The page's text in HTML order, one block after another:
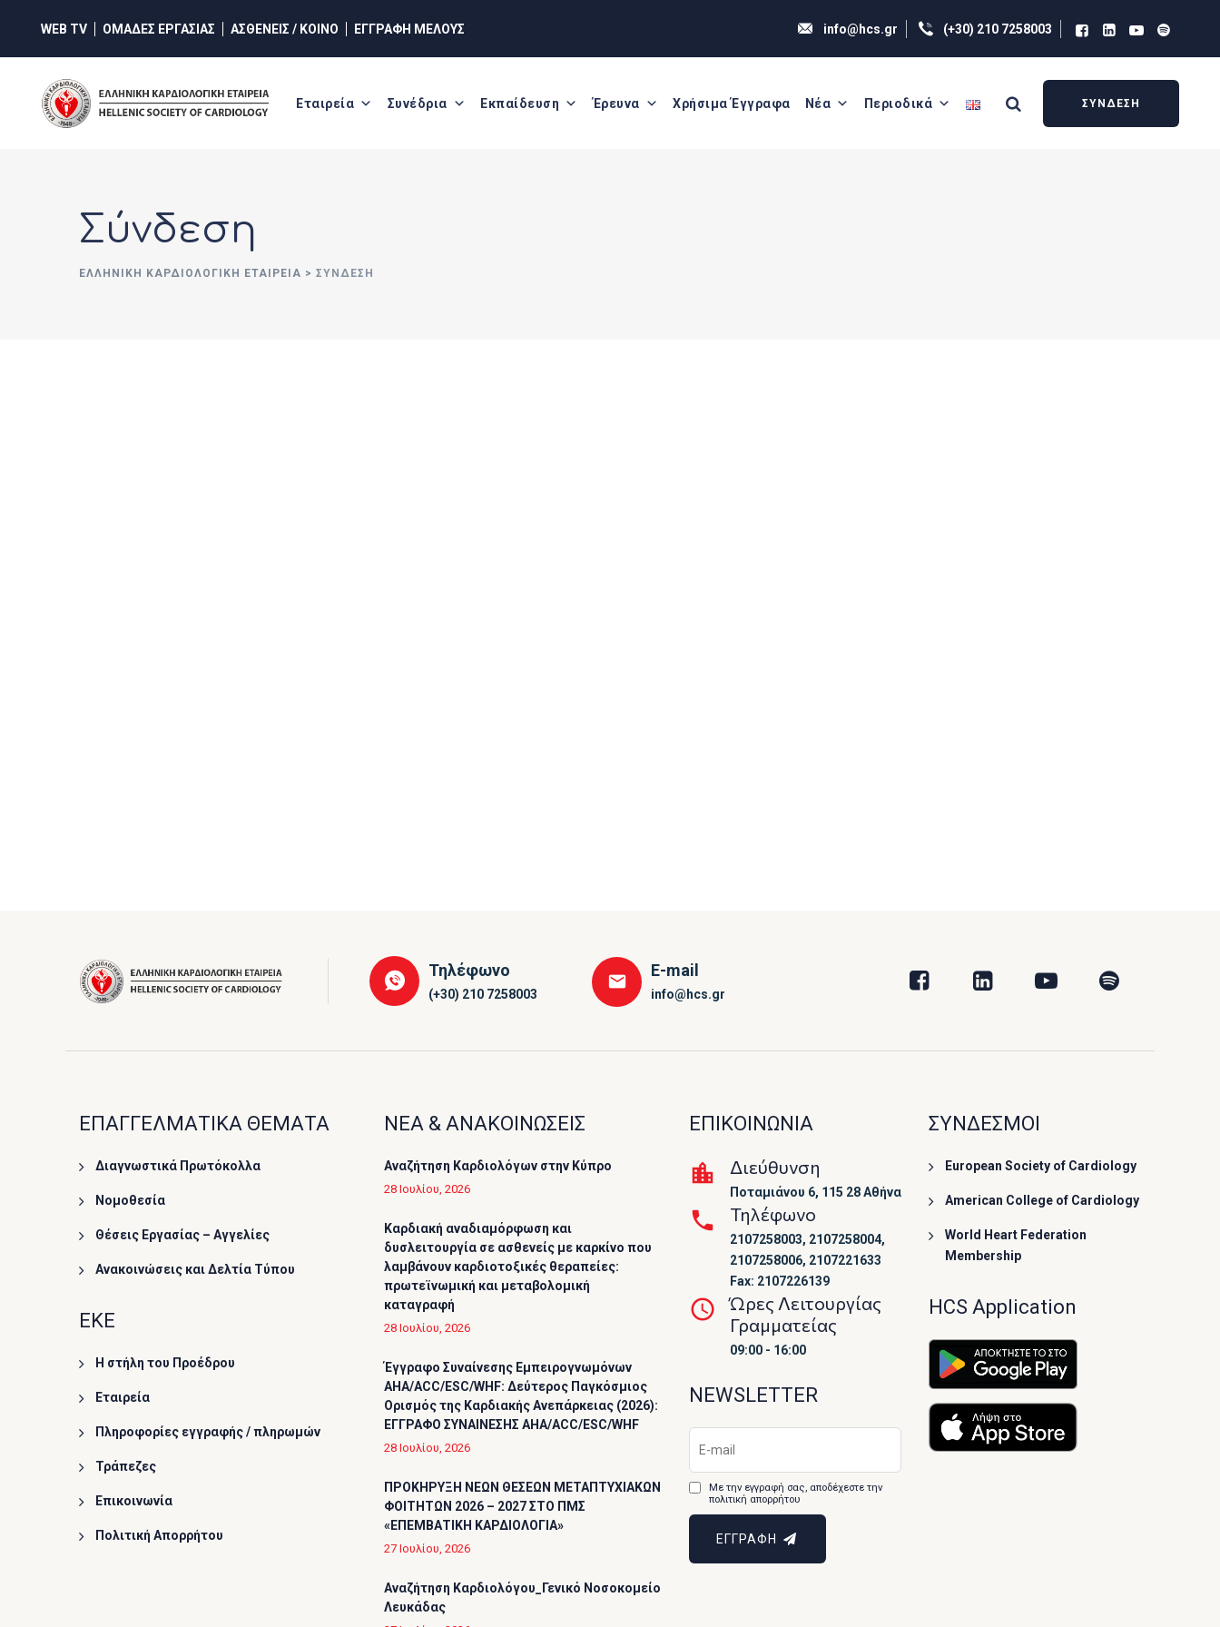
content
WEB TV ΟΜΑΔΕΣ ΕΡΓΑΣΙΑΣ ΑΣΘΕΝΕΙΣ / ΚΟΙΝΟ ΕΓΓΡΑΦΗ ΜΕΛΟΥΣ info@hcs.gr (+30) 210 7258003
Εταιρεία Συνέδρια Εκπαίδευση Έρευνα Χρήσιμα Έγγραφα Νέα Περιοδικά ΣΥΝΔΕΣΗ
Σύνδεση
ΕΛΛΗΝΙΚΉ ΚΑΡΔΙΟΛΟΓΙΚΉ ΕΤΑΙΡΕΊΑ > ΣΎΝΔΕΣΗ
Τηλέφωνο
(+30) 210 7258003
E-mail
info@hcs.gr
ΕΠΑΓΓΕΛΜΑΤΙΚΑ ΘΕΜΑΤΑ
Διαγνωστικά Πρωτόκολλα
Νομοθεσία
Θέσεις Εργασίας – Αγγελίες
Ανακοινώσεις και Δελτία Τύπου
ΕΚΕ
Η στήλη του Προέδρου
Εταιρεία
Πληροφορίες εγγραφής / πληρωμών
Τράπεζες
Επικοινωνία
Πολιτική Απορρήτου
ΝΕΑ & ΑΝΑΚΟΙΝΩΣΕΙΣ
Αναζήτηση Καρδιολόγων στην Κύπρο
28 Ιουλίου, 2026
Καρδιακή αναδιαμόρφωση και
δυσλειτουργία σε ασθενείς με καρκίνο που
λαμβάνουν καρδιοτοξικές θεραπείες:
πρωτεϊνωμική και μεταβολομική
καταγραφή
28 Ιουλίου, 2026
Έγγραφο Συναίνεσης Εμπειρογνωμόνων
AHA/ACC/ESC/WHF: Δεύτερος Παγκόσμιος
Ορισμός της Καρδιακής Ανεπάρκειας (2026):
ΕΓΓΡΑΦΟ ΣΥΝΑΙΝΕΣΗΣ AHA/ACC/ESC/WHF
28 Ιουλίου, 2026
ΠΡΟΚΗΡΥΞΗ ΝΕΩΝ ΘΕΣΕΩΝ ΜΕΤΑΠΤΥΧΙΑΚΩΝ
ΦΟΙΤΗΤΩΝ 2026 – 2027 ΣΤΟ ΠΜΣ
«ΕΠΕΜΒΑΤΙΚΗ ΚΑΡΔΙΟΛΟΓΙΑ»
27 Ιουλίου, 2026
Αναζήτηση Καρδιολόγου_Γενικό Νοσοκομείο
Λευκάδας
ΕΠΙΚΟΙΝΩΝΙΑ
Διεύθυνση
Ποταμιάνου 6, 115 28 Αθήνα
Τηλέφωνο
2107258003, 2107258004,
2107258006, 2107221633
Fax: 2107226139
Ώρες Λειτουργίας
Γραμματείας
09:00 - 16:00
NEWSLETTER
Με την εγγραφή σας, αποδέχεστε την
πολιτική απορρήτου
ΕΓΓΡΑΦΗ
ΣΥΝΔΕΣΜΟΙ
European Society of Cardiology
American College of Cardiology
World Heart Federation
Membership
HCS Application